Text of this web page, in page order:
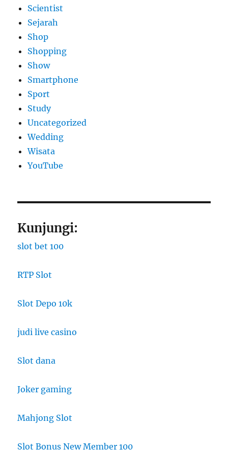
Scientist
Sejarah
Shop
Shopping
Show
Smartphone
Sport
Study
Uncategorized
Wedding
Wisata
YouTube
Kunjungi:
slot bet 100
RTP Slot
Slot Depo 10k
judi live casino
Slot dana
Joker gaming
Mahjong Slot
Slot Bonus New Member 100